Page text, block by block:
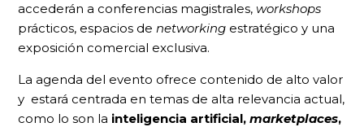
accederán a conferencias magistrales, workshops
prácticos, espacios de networking estratégico y una
exposición comercial exclusiva.
La agenda del evento ofrece contenido de alto valor
y estará centrada en temas de alta relevancia actual,
como lo son la inteligencia artificial, marketplaces,